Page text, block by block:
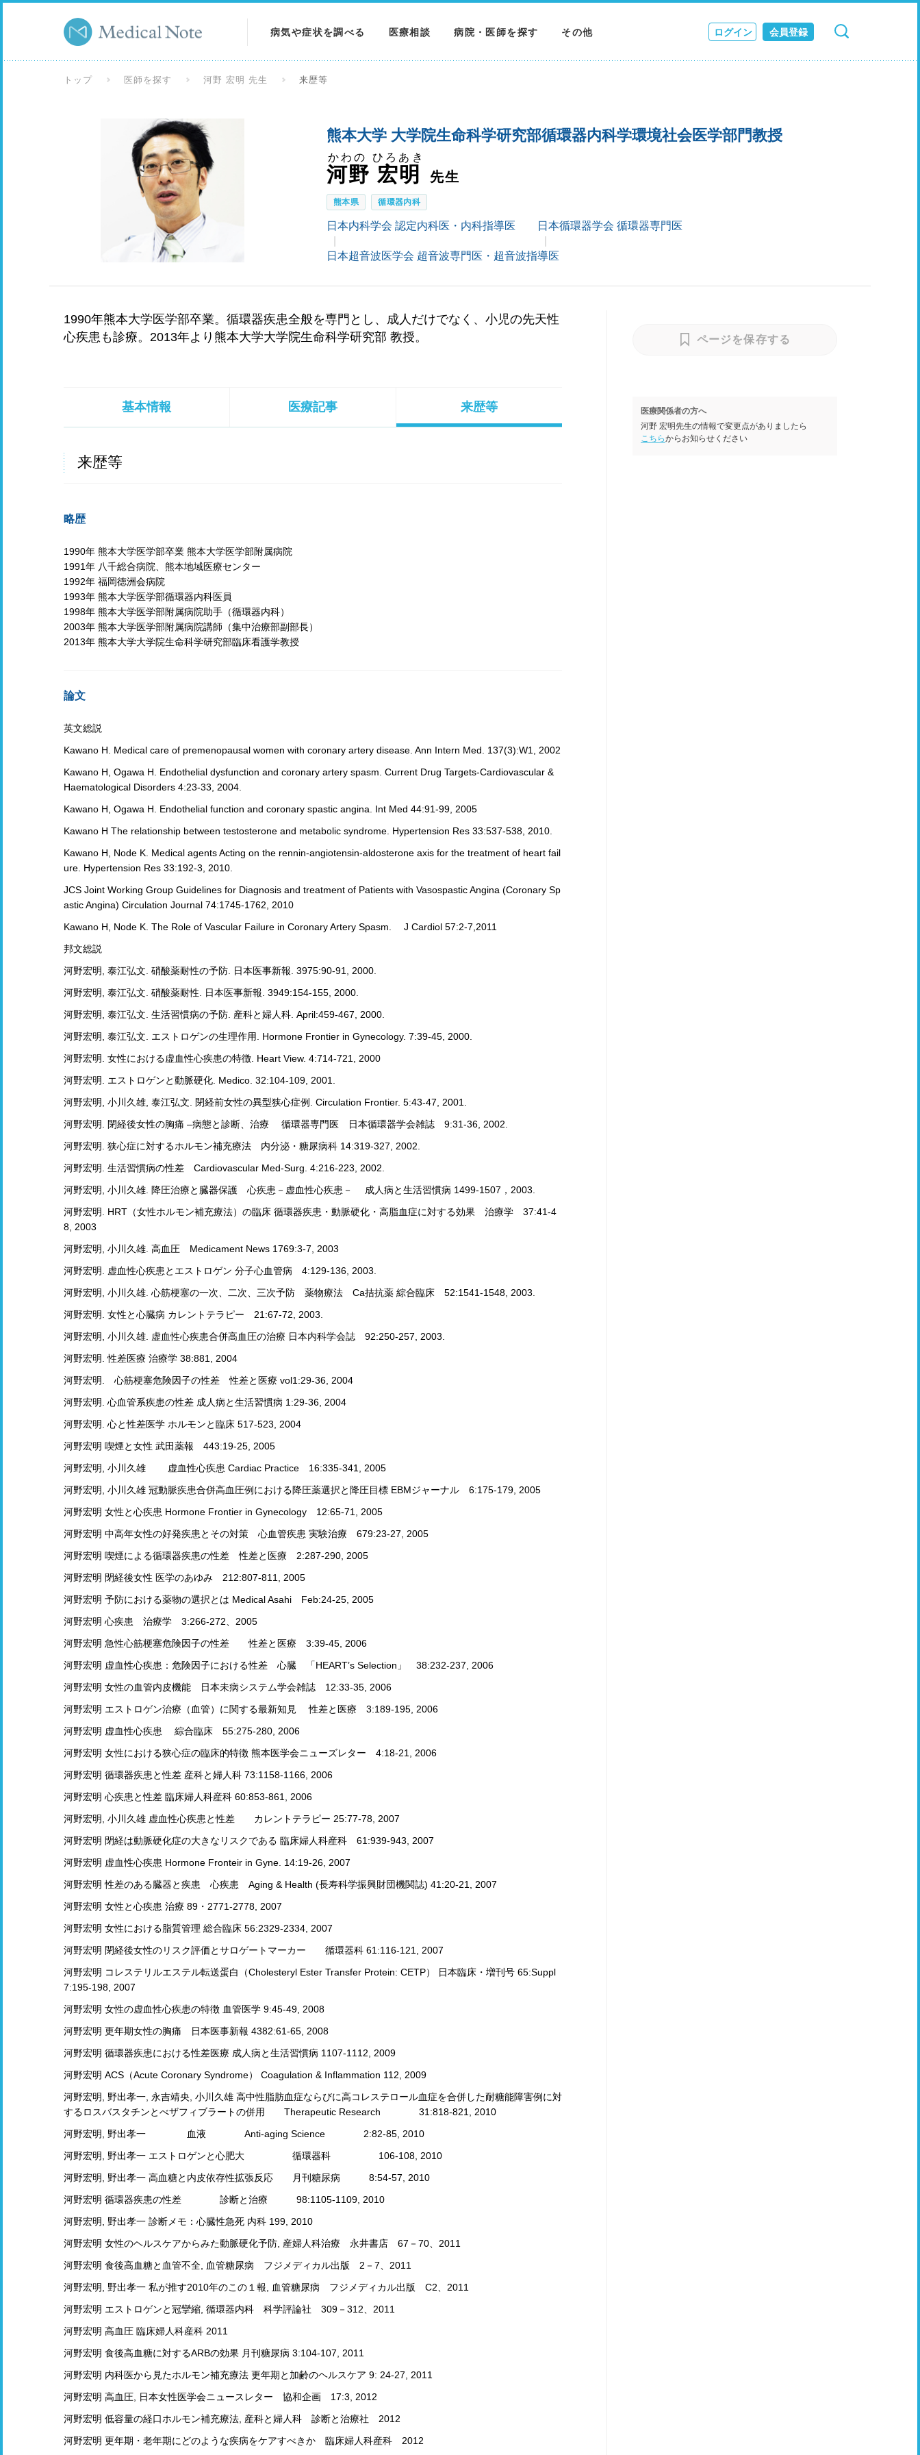
病気や症状を調べる
検査を調べる
医療相談 病院・医師を探す その他 ログイン 会員登録
検索 キャンセル
トップ 医師を探す 河野 宏明 先生 来歴等
熊本大学 大学院生命科学研究部循環器内科学環境社会医学部門教授
河野 宏明
かわの ひろあき
先生
熊本県 循環器内科
日本内科学会 認定内科医・内科指導医 日本循環器学会 循環器専門医
日本超音波医学会 超音波専門医・超音波指導医
1990年熊本大学医学部卒業。循環器疾患全般を専門とし、成人だけでなく、小児の先天性
心疾患も診療。2013年より熊本大学大学院生命科学研究部 教授。
基本情報 医療記事 来歴等
来歴等
略歴
1990年 熊本大学医学部卒業 熊本大学医学部附属病院
1991年 八千総合病院、熊本地域医療センター
1992年 福岡徳洲会病院
1993年 熊本大学医学部循環器内科医員
1998年 熊本大学医学部附属病院助手（循環器内科）
2003年 熊本大学医学部附属病院講師（集中治療部副部長）
2013年 熊本大学大学院生命科学研究部臨床看護学教授
論文
英文総説
Kawano H. Medical care of premenopausal women with coronary artery disease. Ann Intern Med. 137(3):W1, 2002
Kawano H, Ogawa H. Endothelial dysfunction and coronary artery spasm. Current Drug Targets-Cardiovascular &
Haematological Disorders 4:23-33, 2004.
Kawano H, Ogawa H. Endothelial function and coronary spastic angina. Int Med 44:91-99, 2005
Kawano H The relationship between testosterone and metabolic syndrome. Hypertension Res 33:537-538, 2010.
Kawano H, Node K. Medical agents Acting on the rennin-angiotensin-aldosterone axis for the treatment of heart fail
ure. Hypertension Res 33:192-3, 2010.
JCS Joint Working Group Guidelines for Diagnosis and treatment of Patients with Vasospastic Angina (Coronary Sp
astic Angina) Circulation Journal 74:1745-1762, 2010
Kawano H, Node K. The Role of Vascular Failure in Coronary Artery Spasm. J Cardiol 57:2-7,2011
邦文総説
河野宏明, 泰江弘文. 硝酸薬耐性の予防. 日本医事新報. 3975:90-91, 2000.
河野宏明, 泰江弘文. 硝酸薬耐性. 日本医事新報. 3949:154-155, 2000.
河野宏明, 泰江弘文. 生活習慣病の予防. 産科と婦人科. April:459-467, 2000.
河野宏明, 泰江弘文. エストロゲンの生理作用. Hormone Frontier in Gynecology. 7:39-45, 2000.
河野宏明. 女性における虚血性心疾患の特徴. Heart View. 4:714-721, 2000
河野宏明. エストロゲンと動脈硬化. Medico. 32:104-109, 2001.
河野宏明, 小川久雄, 泰江弘文. 閉経前女性の異型狭心症例. Circulation Frontier. 5:43-47, 2001.
河野宏明. 閉経後女性の胸痛 –病態と診断、治療 循環器専門医 日本循環器学会雑誌 9:31-36, 2002.
河野宏明. 狭心症に対するホルモン補充療法 内分泌・糖尿病科 14:319-327, 2002.
河野宏明. 生活習慣病の性差 Cardiovascular Med-Surg. 4:216-223, 2002.
河野宏明, 小川久雄. 降圧治療と臓器保護 心疾患－虚血性心疾患－ 成人病と生活習慣病 1499-1507，2003.
河野宏明. HRT（女性ホルモン補充療法）の臨床 循環器疾患・動脈硬化・高脂血症に対する効果 治療学 37:41-4
8, 2003
河野宏明, 小川久雄. 高血圧 Medicament News 1769:3-7, 2003
河野宏明. 虚血性心疾患とエストロゲン 分子心血管病 4:129-136, 2003.
河野宏明, 小川久雄. 心筋梗塞の一次、二次、三次予防 薬物療法 Ca拮抗薬 綜合臨床 52:1541-1548, 2003.
河野宏明. 女性と心臓病 カレントテラピー 21:67-72, 2003.
河野宏明, 小川久雄. 虚血性心疾患合併高血圧の治療 日本内科学会誌 92:250-257, 2003.
河野宏明. 性差医療 治療学 38:881, 2004
河野宏明. 心筋梗塞危険因子の性差 性差と医療 vol1:29-36, 2004
河野宏明. 心血管系疾患の性差 成人病と生活習慣病 1:29-36, 2004
河野宏明. 心と性差医学 ホルモンと臨床 517-523, 2004
河野宏明 喫煙と女性 武田薬報 443:19-25, 2005
河野宏明, 小川久雄 虚血性心疾患 Cardiac Practice 16:335-341, 2005
河野宏明, 小川久雄 冠動脈疾患合併高血圧例における降圧薬選択と降圧目標 EBMジャーナル 6:175-179, 2005
河野宏明 女性と心疾患 Hormone Frontier in Gynecology 12:65-71, 2005
河野宏明 中高年女性の好発疾患とその対策 心血管疾患 実験治療 679:23-27, 2005
河野宏明 喫煙による循環器疾患の性差 性差と医療 2:287-290, 2005
河野宏明 閉経後女性 医学のあゆみ 212:807-811, 2005
河野宏明 予防における薬物の選択とは Medical Asahi Feb:24-25, 2005
河野宏明 心疾患 治療学 3:266-272、2005
河野宏明 急性心筋梗塞危険因子の性差 性差と医療 3:39-45, 2006
河野宏明 虚血性心疾患：危険因子における性差 心臓 「HEART’s Selection」 38:232-237, 2006
河野宏明 女性の血管内皮機能 日本未病システム学会雑誌 12:33-35, 2006
河野宏明 エストロゲン治療（血管）に関する最新知見 性差と医療 3:189-195, 2006
河野宏明 虚血性心疾患 綜合臨床 55:275-280, 2006
河野宏明 女性における狭心症の臨床的特徴 熊本医学会ニューズレター 4:18-21, 2006
河野宏明 循環器疾患と性差 産科と婦人科 73:1158-1166, 2006
河野宏明 心疾患と性差 臨床婦人科産科 60:853-861, 2006
河野宏明, 小川久雄 虚血性心疾患と性差 カレントテラピー 25:77-78, 2007
河野宏明 閉経は動脈硬化症の大きなリスクである 臨床婦人科産科 61:939-943, 2007
河野宏明 虚血性心疾患 Hormone Fronteir in Gyne. 14:19-26, 2007
河野宏明 性差のある臓器と疾患 心疾患 Aging & Health (長寿科学振興財団機関誌) 41:20-21, 2007
河野宏明 女性と心疾患 治療 89・2771-2778, 2007
河野宏明 女性における脂質管理 総合臨床 56:2329-2334, 2007
河野宏明 閉経後女性のリスク評価とサロゲートマーカー 循環器科 61:116-121, 2007
河野宏明 コレステリルエステル転送蛋白（Cholesteryl Ester Transfer Protein: CETP） 日本臨床・増刊号 65:Suppl
7:195-198, 2007
河野宏明 女性の虚血性心疾患の特徴 血管医学 9:45-49, 2008
河野宏明 更年期女性の胸痛 日本医事新報 4382:61-65, 2008
河野宏明 循環器疾患における性差医療 成人病と生活習慣病 1107-1112, 2009
河野宏明 ACS（Acute Coronary Syndrome） Coagulation & Inflammation 112, 2009
河野宏明, 野出孝一, 永吉靖央, 小川久雄 高中性脂肪血症ならびに高コレステロール血症を合併した耐糖能障害例に対
するロスバスタチンとべザフィブラートの併用 Therapeutic Research 31:818-821, 2010
河野宏明, 野出孝一 血液 Anti-aging Science 2:82-85, 2010
河野宏明, 野出孝一 エストロゲンと心肥大 循環器科 106-108, 2010
河野宏明, 野出孝一 高血糖と内皮依存性拡張反応 月刊糖尿病 8:54‐57, 2010
河野宏明 循環器疾患の性差 診断と治療 98:1105-1109, 2010
河野宏明, 野出孝一 診断メモ：心臓性急死 内科 199, 2010
河野宏明 女性のヘルスケアからみた動脈硬化予防, 産婦人科治療 永井書店 67－70、2011
河野宏明 食後高血糖と血管不全, 血管糖尿病 フジメディカル出版 2－7、2011
河野宏明, 野出孝一 私が推す2010年のこの１報, 血管糖尿病 フジメディカル出版 C2、2011
河野宏明 エストロゲンと冠攣縮, 循環器内科 科学評論社 309－312、2011
河野宏明 高血圧 臨床婦人科産科 2011
河野宏明 食後高血糖に対するARBの効果 月刊糖尿病 3:104-107, 2011
河野宏明 内科医から見たホルモン補充療法 更年期と加齢のヘルスケア 9: 24-27, 2011
河野宏明 高血圧, 日本女性医学会ニュースレター 協和企画 17:3, 2012
河野宏明 低容量の経口ホルモン補充療法, 産科と婦人科 診断と治療社 2012
河野宏明 更年期・老年期にどのような疾病をケアすべきか 臨床婦人科産科 2012
ページを保存する
医療関係者の方へ
河野 宏明先生の情報で変更点がありましたら
こちらからお知らせください